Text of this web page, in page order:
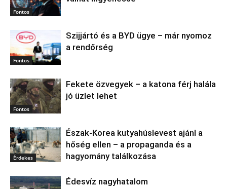
Fontos
Fontos
Szijjártó és a BYD ügye – már nyomoz
a rendőrség
Fontos
Fekete özvegyek – a katona férj halála
jó üzlet lehet
Érdekes
Észak‑Korea kutyahúslevest ajánl a
hőség ellen – a propaganda és a
hagyomány találkozása
Édesvíz nagyhatalom